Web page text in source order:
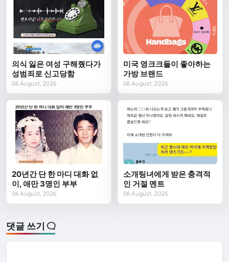
의식 잃은 여성 구해줬다가
성범죄로 신고당함
06 August, 2026
미국 영크크들이 좋아하는
가방 브랜드
06 August, 2026
20년간 단 한 마디 대화 없
이, 애만 3명인 부부
06 August, 2026
소개팅녀에게 받은 충격적
인 거절 멘트
06 August, 2026
댓글 쓰기